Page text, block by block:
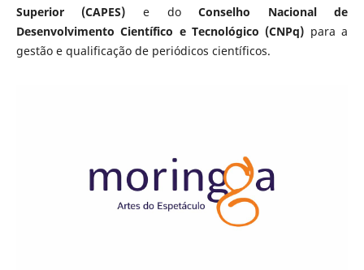
Superior (CAPES) e doConselho Nacional de
Desenvolvimento Científico e Tecnológico (CNPq) para a
gestão e qualificação de periódicos científicos.